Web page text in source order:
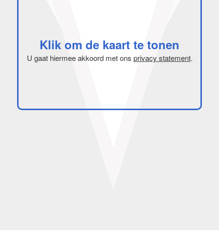
Klik om de kaart te tonen
U gaat hiermee akkoord met ons privacy statement.